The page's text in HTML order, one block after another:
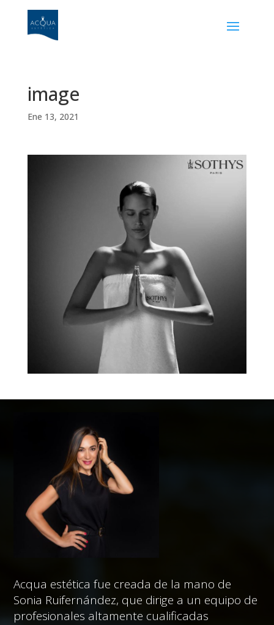
image
Ene 13, 2021
Acqua estética fue creada de la mano de
Sonia Ruifernández, que dirige a un equipo de
profesionales altamente cualificadas